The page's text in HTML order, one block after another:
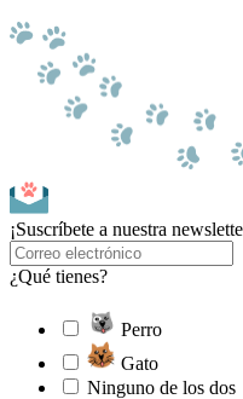
¡Suscríbete a nuestra
¿Qué tienes?
Perro
Gato
Ninguno de los dos